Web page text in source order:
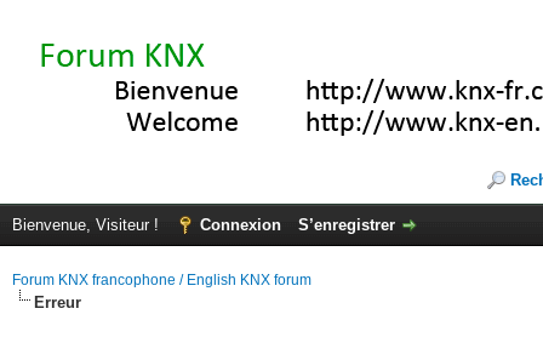
Bienvenue, Visiteur ! Connexion S’enregistrer
Forum KNX francophone / English KNX forum
Erreur